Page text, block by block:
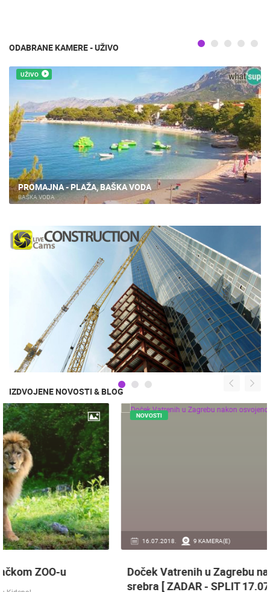
ODABRANE KAMERE - UŽIVO
UŽIVO
PROMAJNA - PLAŽA, BAŠKA VODA
BAŠKA VODA
IZDVOJENE NOVOSTI & BLOG
16.07.2018. 9 KAMERA(E)
NOVOSTI
Doček Vatrenih u Zagrebu nakon osvojenog
srebra [ ZADAR - SPLIT 17.07 ]